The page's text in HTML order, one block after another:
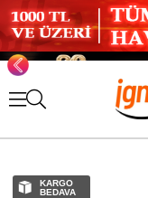
KARGO
BEDAVA